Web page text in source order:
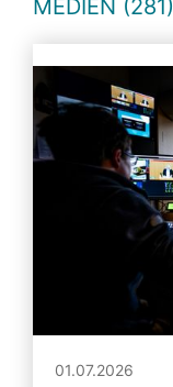
MEDIEN (281)
01.07.2026